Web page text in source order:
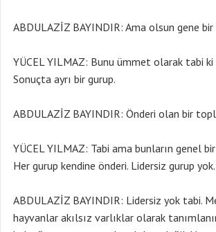
ABDULAZİZ BAYINDIR: Ama olsun gene
YÜCEL YILMAZ: Bunu ümmet olarak tabi
Sonuçta ayrı bir gurup.
ABDULAZİZ BAYINDIR: Önderi olan bir
YÜCEL YILMAZ: Tabi ama bunların genel
Her gurup kendine önderi. Lidersiz gurup
ABDULAZİZ BAYINDIR: Lidersiz yok tabi.
hayvanlar akılsız varlıklar olarak